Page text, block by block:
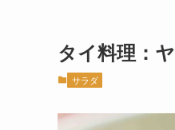
タイ料理：
サラダ